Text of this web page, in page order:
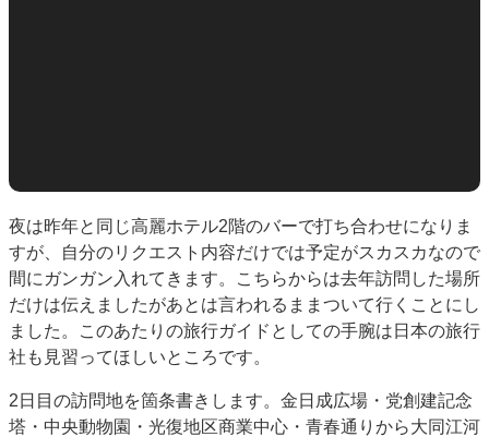
夜は昨年と同じ高麗ホテル2階のバーで打ち合わせになりま
すが、自分のリクエスト内容だけでは予定がスカスカなので
間にガンガン入れてきます。こちらからは去年訪問した場所
だけは伝えましたがあとは言われるままついて行くことにし
ました。このあたりの旅行ガイドとしての手腕は日本の旅行
社も見習ってほしいところです。
2日目の訪問地を箇条書きします。金日成広場・党創建記念
塔・中央動物園・光復地区商業中心・青春通りから大同江河